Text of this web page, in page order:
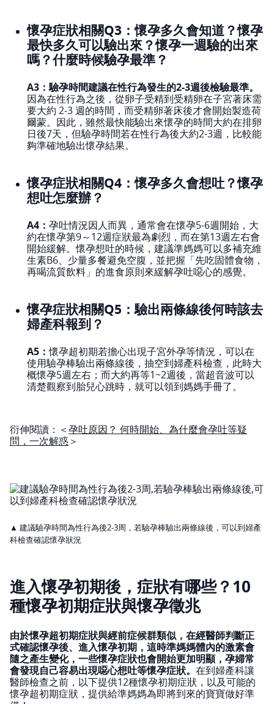
懷孕症狀相關Q3：懷孕多久會知道？懷孕
最快多久可以驗出來？懷孕一週驗的出來
嗎？什麼時候驗孕最準？
A3：驗孕時間建議在性行為發生的2-3週後檢驗最準。
因為在性行為之後，從卵子受精到受精卵在子宮著床需
要大約 2-3 週的時間，而受精卵著床後才會開始製造荷
爾蒙。因此，雖然最快能驗出來懷孕的時間大約在排卵
日後7天，但驗孕時間若在性行為後大約2-3週，比較能
夠準確地驗出懷孕結果。
懷孕症狀相關Q4：懷孕多久會想吐？懷孕
想吐怎麼辦？
A4： 孕吐情況因人而異，通常會在懷孕5-6週開始，大
約在懷孕第9～12週症狀最為劇烈，而在第13週左右會
開始緩解。懷孕想吐的時候，建議準媽媽可以多補充維
生素B6、少量多餐避免空腹，並把握「先吃固體食物，
再喝流質飲料」的進食原則來緩解孕吐噁心的感覺。
懷孕症狀相關Q5：驗出兩條線後何時該去
婦產科報到？
A5：懷孕超初期若擔心出現子宮外孕等情況，可以在
使用驗孕棒驗出兩條線後，抽空到婦產科檢查，此時大
概懷孕5週左右；而大約再等1~2週後，當超音波可以
清楚觀察到胎兒心跳時，就可以領到媽媽手冊了。
衍伸閱讀：＜孕吐原因？ 何時開始、為什麼會孕吐等疑
問，一次解惑＞
▲ 建議驗孕時間為性行為後2-3周，若驗孕棒驗出兩條線後，可以到婦產
科檢查確認懷孕狀況
進入懷孕初期後，症狀有哪些？10
種懷孕初期症狀與懷孕徵兆
由於懷孕超初期症狀與經前症候群類似，在經醫師判斷正
式確認懷孕後、進入懷孕初期，這時準媽媽體內的激素會
隨之產生變化，一些懷孕症狀也會開始更加明顯，孕婦常
會發現自己容易出現噁心想吐等懷孕症狀。 在到婦產科讓
醫師檢查之前，以下提供12種懷孕初期症狀，以及可能的
懷孕超初期症狀，提供給準媽媽為即將到來的寶寶做好準